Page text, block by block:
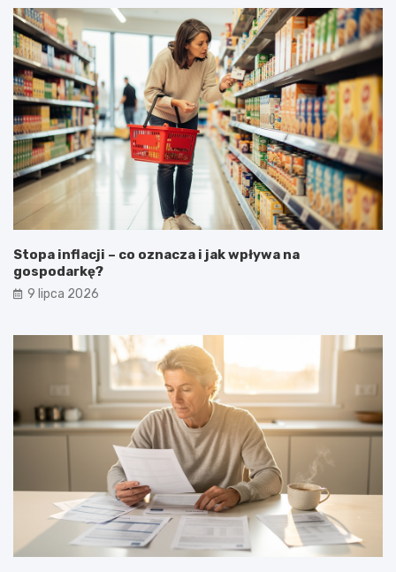
Stopa inflacji – co oznacza i jak wpływa na
gospodarkę?
9 lipca 2026